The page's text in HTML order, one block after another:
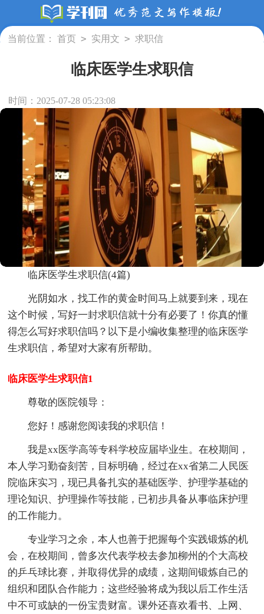
当前位置： 首页 > 实用文 > 求职信
临床医学生求职信
时间：2025-07-28 05:23:08
临床医学生求职信(4篇)
光阴如水，找工作的黄金时间马上就要到来，现在
这个时候，写好一封求职信就十分有必要了！你真的懂
得怎么写好求职信吗？以下是小编收集整理的临床医学
生求职信，希望对大家有所帮助。
临床医学生求职信1
尊敬的医院领导：
您好！感谢您阅读我的求职信！
我是xx医学高等专科学校应届毕业生。在校期间，
本人学习勤奋刻苦，目标明确，经过在xx省第二人民医
院临床实习，现已具备扎实的基础医学、护理学基础的
理论知识、护理操作等技能，已初步具备从事临床护理
的工作能力。
专业学习之余，本人也善于把握每个实践锻炼的机
会，在校期间，曾多次代表学校去参加柳州的个大高校
的乒乓球比赛，并取得优异的成绩，这期间锻炼自己的
组织和团队合作能力；这些经验将成为我以后工作生活
中不可或缺的一份宝贵财富。课外还喜欢看书、上网、